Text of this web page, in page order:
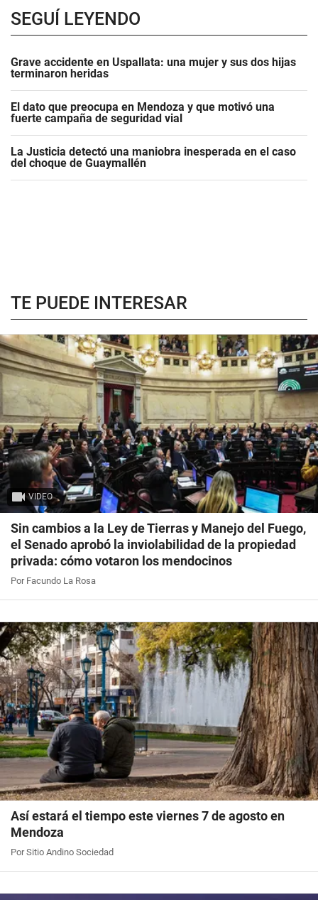
SEGUÍ LEYENDO
Grave accidente en Uspallata: una mujer y sus dos hijas
terminaron heridas
El dato que preocupa en Mendoza y que motivó una
fuerte campaña de seguridad vial
La Justicia detectó una maniobra inesperada en el caso
del choque de Guaymallén
TE PUEDE INTERESAR
VIDEO
Sin cambios a la Ley de Tierras y Manejo del Fuego,
el Senado aprobó la inviolabilidad de la propiedad
privada: cómo votaron los mendocinos
Por Facundo La Rosa
Así estará el tiempo este viernes 7 de agosto en
Mendoza
Por Sitio Andino Sociedad